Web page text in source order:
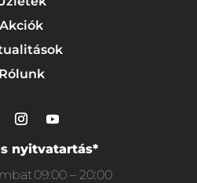
Akciók
Rólunk
nyitvatartás*
09:00 – 20:00